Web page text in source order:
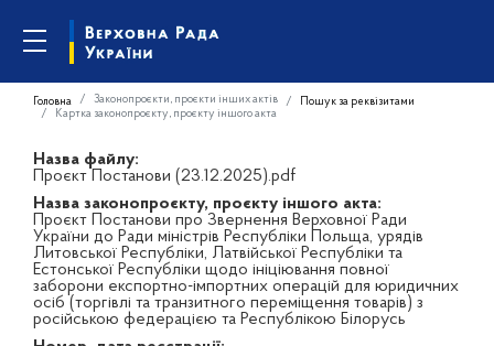
Головна Законопроєкти, проєкти інших актів
Пошук за реквізитами
Картка законопроєкту, проєкту іншого акта
Назва файлу:
Проєкт Постанови (23.12.2025).pdf
Назва законопроєкту, проєкту іншого акта:
Проєкт Постанови про Звернення Верховної Ради
України до Ради міністрів Республіки Польща, урядів
Литовської Республіки, Латвійської Республіки та
Естонської Республіки щодо ініціювання повної
заборони експортно-імпортних операцій для юридичних
осіб (торгівлі та транзитного переміщення товарів) з
російською федерацією та Республікою Білорусь